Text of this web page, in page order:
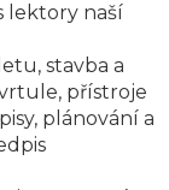
lektory naší
stavba a
přístroje
plánování a